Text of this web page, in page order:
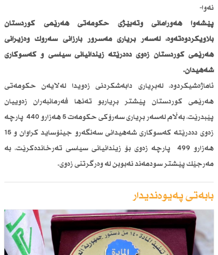
نەوا-
پێشەوا هەورامانی وتەبێژی حكومەتی هەرێمی كوردستان
بڵاویكردوەتەوە، لەسەر بڕیاری مەسرور بارزانی سەرۆك وەزیرانی
هەرێمی كوردستان زەوی دەدرێتە زیندانیانی سیاسی و كەسوكاری
شەهیدان.
ئاماژەشیكردوە، لەبڕیاری دابەشكردنی زەویدا لەلایەن حكومەتی
هەرێمی كوردستان پێشتر بڕیاربو تەنها فەرمانبەران زەوییان
پێبدرێت، بەڵام لەسەر بڕیاری سەرۆكی حكومەت 5 هەزارو 440 پارچە
زەوی دەدرێتە كەسوكاری شەهیدانی سەنگەرو جینۆساید كراوان و 15
هەزارو 499 پارچە زەوی بۆ زیندانیانی سیاسی تەرخاندەكرێت، بە
مەرجێك پێشتر سودمەند نەبوبن لە وەرگرتنی زەوی.
بابەتی پەیوەندیدار